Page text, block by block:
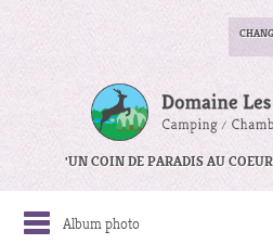
'UN COIN DE PARADIS AU
Album photo